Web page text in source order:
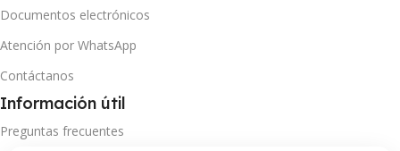
Documentos electrónicos
Atención por WhatsApp
Contáctanos
Información útil
Preguntas frecuentes